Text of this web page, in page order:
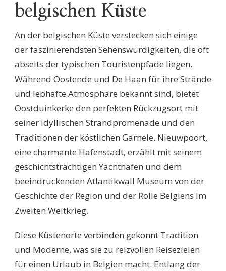
belgischen Küste
An der belgischen Küste verstecken sich einige
der faszinierendsten Sehenswürdigkeiten, die oft
abseits der typischen Touristenpfade liegen.
Während Oostende und De Haan für ihre Strände
und lebhafte Atmosphäre bekannt sind, bietet
Oostduinkerke den perfekten Rückzugsort mit
seiner idyllischen Strandpromenade und den
Traditionen der köstlichen Garnele. Nieuwpoort,
eine charmante Hafenstadt, erzählt mit seinem
geschichtsträchtigen Yachthafen und dem
beeindruckenden Atlantikwall Museum von der
Geschichte der Region und der Rolle Belgiens im
Zweiten Weltkrieg.
Diese Küstenorte verbinden gekonnt Tradition
und Moderne, was sie zu reizvollen Reisezielen
für einen Urlaub in Belgien macht. Entlang der